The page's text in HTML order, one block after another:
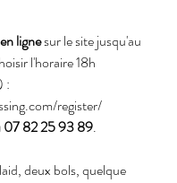
ligne sur le site jusqu'au
l'horaire 18h
:
register/
07 82 25 93 89.
deux bols, quelque